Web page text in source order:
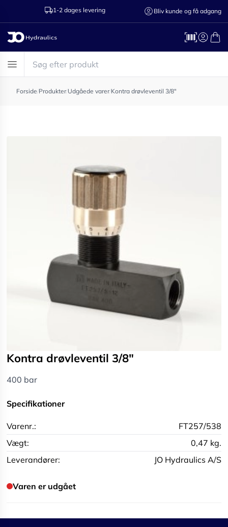
1-2 dages levering Ring til os
Bliv kunde og få adgang
Forside/Produkter/Udgåede varer/Kontra drøvleventil 3/8"
Kontra drøvleventil 3/8"
400 bar
Specifikationer
Varenr.:
FT257/538
Vægt:
0,47 kg.
Leverandører:
JO Hydraulics A/S
Varen er udgået